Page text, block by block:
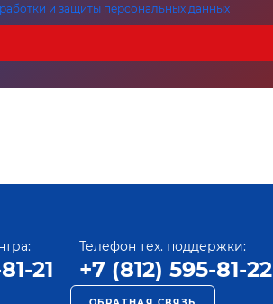
и защиты персональных данных
21
Телефон тех. поддержки:
+7 (812) 595-81-22